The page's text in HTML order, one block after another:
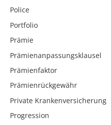
Police
Portfolio
Prämie
Prämienanpassungsklausel
Prämienfaktor
Prämienrückgewähr
Private Krankenversicherung
Progression